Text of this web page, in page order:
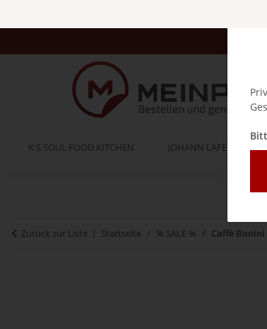
K'S SOUL FOOD KITCHEN JOHANN LAFER
Zurück zur Liste Startseite % SALE % Caffè Bonini